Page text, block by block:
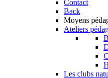
Contact
Back
Moyens
Ateliers
Les clubs